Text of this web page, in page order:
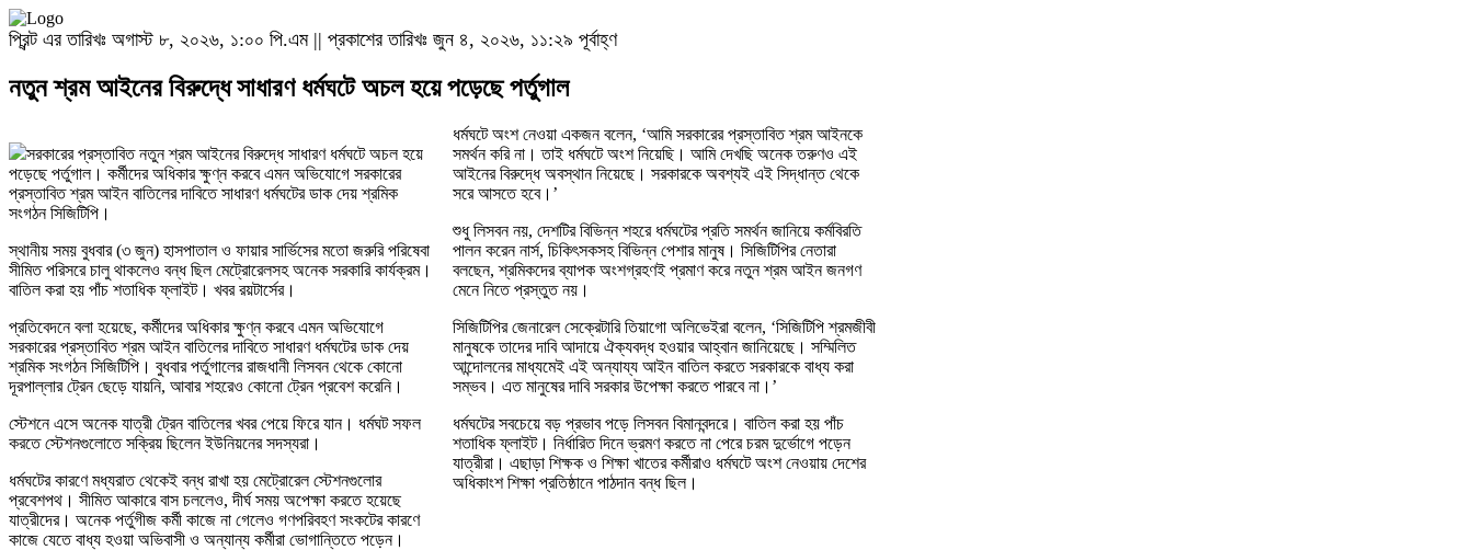
প্রিন্ট এর তারিখঃ অগাস্ট ৮, ২০২৬, ১:০০ পি.এম || প্রকাশের তারিখঃ জুন ৪, ২০২৬, ১১:২৯ পূর্বাহ্ণ
নতুন শ্রম আইনের বিরুদ্ধে সাধারণ ধর্মঘটে অচল হয়ে পড়েছে পর্তুগাল
সরকারের প্রস্তাবিত নতুন শ্রম আইনের বিরুদ্ধে সাধারণ ধর্মঘটে অচল হয়ে
পড়েছে পর্তুগাল। কর্মীদের অধিকার ক্ষুণ্ন করবে এমন অভিযোগে সরকারের
প্রস্তাবিত শ্রম আইন বাতিলের দাবিতে সাধারণ ধর্মঘটের ডাক দেয় শ্রমিক
সংগঠন সিজিটিপি।
স্থানীয় সময় বুধবার (৩ জুন) হাসপাতাল ও ফায়ার সার্ভিসের মতো জরুরি পরিষেবা
সীমিত পরিসরে চালু থাকলেও বন্ধ ছিল মেট্রোরেলসহ অনেক সরকারি কার্যক্রম।
বাতিল করা হয় পাঁচ শতাধিক ফ্লাইট। খবর রয়টার্সের।
প্রতিবেদনে বলা হয়েছে, কর্মীদের অধিকার ক্ষুণ্ন করবে এমন অভিযোগে
সরকারের প্রস্তাবিত শ্রম আইন বাতিলের দাবিতে সাধারণ ধর্মঘটের ডাক দেয়
শ্রমিক সংগঠন সিজিটিপি। বুধবার পর্তুগালের রাজধানী লিসবন থেকে কোনো
দূরপাল্লার ট্রেন ছেড়ে যায়নি, আবার শহরেও কোনো ট্রেন প্রবেশ করেনি।
স্টেশনে এসে অনেক যাত্রী ট্রেন বাতিলের খবর পেয়ে ফিরে যান। ধর্মঘট সফল
করতে স্টেশনগুলোতে সক্রিয় ছিলেন ইউনিয়নের সদস্যরা।
ধর্মঘটের কারণে মধ্যরাত থেকেই বন্ধ রাখা হয় মেট্রোরেল স্টেশনগুলোর
প্রবেশপথ। সীমিত আকারে বাস চললেও, দীর্ঘ সময় অপেক্ষা করতে হয়েছে
যাত্রীদের। অনেক পর্তুগীজ কর্মী কাজে না গেলেও গণপরিবহণ সংকটের কারণে
কাজে যেতে বাধ্য হওয়া অভিবাসী ও অন্যান্য কর্মীরা ভোগান্তিতে পড়েন।
ধর্মঘটে অংশ নেওয়া একজন বলেন, ‘আমি সরকারের প্রস্তাবিত শ্রম আইনকে
সমর্থন করি না। তাই ধর্মঘটে অংশ নিয়েছি। আমি দেখছি অনেক তরুণও এই
আইনের বিরুদ্ধে অবস্থান নিয়েছে। সরকারকে অবশ্যই এই সিদ্ধান্ত থেকে
সরে আসতে হবে।’
শুধু লিসবন নয়, দেশটির বিভিন্ন শহরে ধর্মঘটের প্রতি সমর্থন জানিয়ে কর্মবিরতি
পালন করেন নার্স, চিকিৎসকসহ বিভিন্ন পেশার মানুষ। সিজিটিপির নেতারা
বলছেন, শ্রমিকদের ব্যাপক অংশগ্রহণই প্রমাণ করে নতুন শ্রম আইন জনগণ
মেনে নিতে প্রস্তুত নয়।
সিজিটিপির জেনারেল সেক্রেটারি তিয়াগো অলিভেইরা বলেন, ‘সিজিটিপি শ্রমজীবী
মানুষকে তাদের দাবি আদায়ে ঐক্যবদ্ধ হওয়ার আহ্বান জানিয়েছে। সম্মিলিত
আন্দোলনের মাধ্যমেই এই অন্যায্য আইন বাতিল করতে সরকারকে বাধ্য করা
সম্ভব। এত মানুষের দাবি সরকার উপেক্ষা করতে পারবে না।’
ধর্মঘটের সবচেয়ে বড় প্রভাব পড়ে লিসবন বিমানবন্দরে। বাতিল করা হয় পাঁচ
শতাধিক ফ্লাইট। নির্ধারিত দিনে ভ্রমণ করতে না পেরে চরম দুর্ভোগে পড়েন
যাত্রীরা। এছাড়া শিক্ষক ও শিক্ষা খাতের কর্মীরাও ধর্মঘটে অংশ নেওয়ায় দেশের
অধিকাংশ শিক্ষা প্রতিষ্ঠানে পাঠদান বন্ধ ছিল।